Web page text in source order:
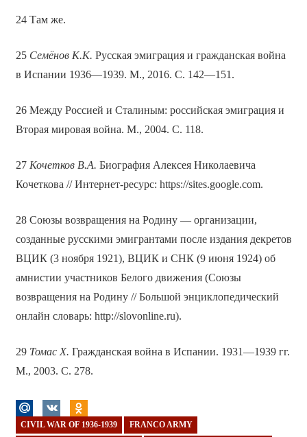
24 Там же.
25 Семёнов К.К. Русская эмиграция и гражданская война
в Испании 1936—1939. М., 2016. С. 142—151.
26 Между Россией и Сталиным: российская эмиграция и
Вторая мировая война. М., 2004. С. 118.
27 Кочетков В.А. Биография Алексея Николаевича
Кочеткова // Интернет-ресурс: https://sites.google.com.
28 Союзы возвращения на Родину — организации,
созданные русскими эмигрантами после издания декретов
ВЦИК (3 ноября 1921), ВЦИК и СНК (9 июня 1924) об
амнистии участников Белого движения (Союзы
возвращения на Родину // Большой энциклопедический
онлайн словарь: http://slovonline.ru).
29 Томас Х. Гражданская война в Испании. 1931—1939 гг.
М., 2003. С. 278.
CIVIL WAR OF 1936-1939 FRANCO ARMY